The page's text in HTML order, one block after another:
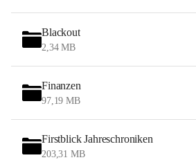
Blackout
2,34 MB
Finanzen
97,19 MB
Firstblick Jahreschroniken
203,31 MB